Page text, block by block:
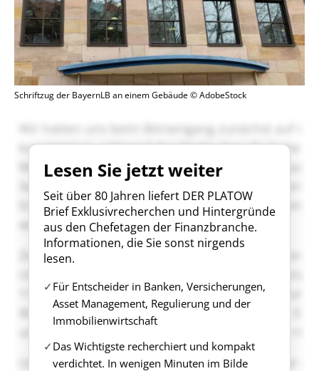
Schriftzug der BayernLB an einem Gebäude © AdobeStock
Lesen Sie jetzt weiter
Seit über 80 Jahren liefert DER PLATOW
Brief Exklusivrecherchen und Hintergründe
aus den Chefetagen der Finanzbranche.
Informationen, die Sie sonst nirgends
lesen.
Für Entscheider in Banken, Versicherungen,
Asset Management, Regulierung und der
Immobilienwirtschaft
Das Wichtigste recherchiert und kompakt
verdichtet. In wenigen Minuten im Bilde